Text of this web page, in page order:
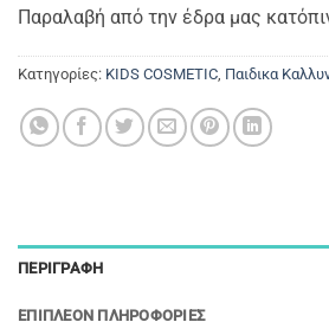
Παραλαβή από την έδρα μας
Κατηγορίες: KIDS COSMETIC, Παιδικα
ΠΕΡΙΓΡΑΦΉ
ΕΠΙΠΛΈΟΝ ΠΛΗΡΟΦΟΡΊΕΣ